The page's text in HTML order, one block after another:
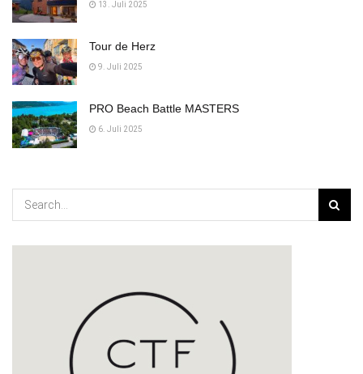
13. Juli 2025
Tour de Herz
9. Juli 2025
PRO Beach Battle MASTERS
6. Juli 2025